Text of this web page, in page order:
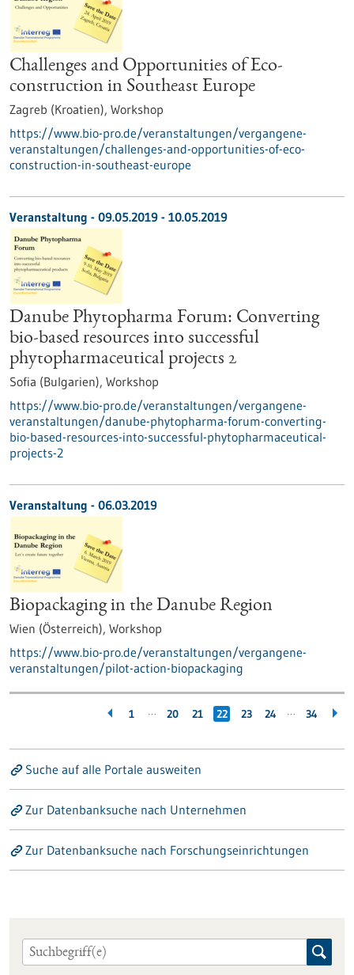
Challenges and Opportunities of Eco-
construction in Southeast Europe
Zagreb (Kroatien), Workshop
https://www.bio-pro.de/veranstaltungen/vergangene-
veranstaltungen/challenges-and-opportunities-of-eco-
construction-in-southeast-europe
Veranstaltung - 09.05.2019 - 10.05.2019
Danube Phytopharma Forum: Converting
bio-based resources into successful
phytopharmaceutical projects 2
Sofia (Bulgarien), Workshop
https://www.bio-pro.de/veranstaltungen/vergangene-
veranstaltungen/danube-phytopharma-forum-converting-
bio-based-resources-into-successful-phytopharmaceutical-
projects-2
Veranstaltung - 06.03.2019
Biopackaging in the Danube Region
Wien (Österreich), Workshop
https://www.bio-pro.de/veranstaltungen/vergangene-
veranstaltungen/pilot-action-biopackaging
1 … 20 21 22 23 24 … 34
Suche auf alle Portale ausweiten
Zur Datenbanksuche nach Unternehmen
Zur Datenbanksuche nach Forschungseinrichtungen